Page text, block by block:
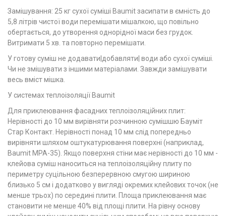
Замішування: 25 кг сухої суміші Baumit засипати в ємність до
5,8 літрів чистої води перемішати мішалкою, що повільно
обертається, до утворення однорідної маси без грудок.
Витримати 5 хв. та повторно перемішати.
У готову суміш не додавати|добавляти| води або сухої суміші.
Чи не змішувати з іншими матеріалами. Завжди замішувати
весь вміст мішка.
У системах теплоізоляції Baumit
Для приклеювання фасадних теплоізоляційних плит:
Нерівності до 10 мм вирівняти розчинною сумішшю Бауміт
Стар Контакт. Нерівності понад 10 мм слід попередньо
вирівняти шляхом оштукатурювання поверхні (наприклад,
Baumit MPA-35). Якщо поверхня стіни має нерівності до 10 мм -
клейова суміш наноситься на теплоізоляційну плиту по
периметру суцільною безперервною смугою шириною
близько 5 см і додатково у вигляді окремих клейових точок (не
менше трьох) по середині плити. Площа приклеювання має
становити не менше 40% від площі плити. На рівну основу